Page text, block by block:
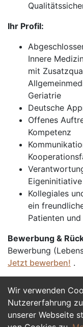
Wir verwenden
Nutzererfahrung
unserer Webseite
Ihr Profil:
Innere
mit
Geriatrie
Deutsche
Offenes
Kompetenz
Eigeninitiative
Kollegiales
ein
Patienten
Bewerbung &
Bewerbung
Jetzt bewerben! .